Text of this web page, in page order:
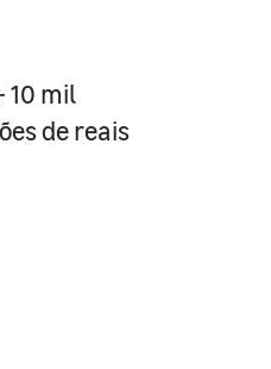
10 mil
de reais